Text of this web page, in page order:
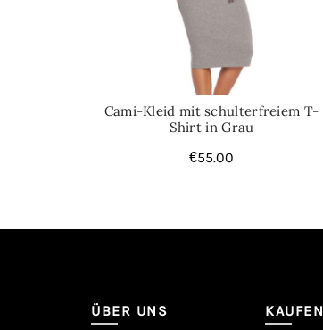
Cami-Kleid mit schulterfreiem T-
Shirt in Grau
€55.00
ÜBER UNS KAUFEN